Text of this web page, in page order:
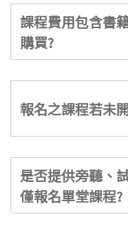
課程費用包含書
購買?
報名之課程若未
是否提供旁聽、
僅報名單堂課程?